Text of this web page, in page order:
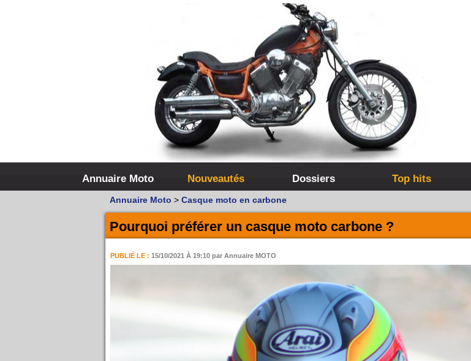
Annuaire Moto Nouveautés Dossiers Top hits
Annuaire Moto > Casque moto en carbone
Pourquoi préférer un casque moto carbone ?
PUBLIÉ LE : 15/10/2021 À 19:10 par Annuaire MOTO